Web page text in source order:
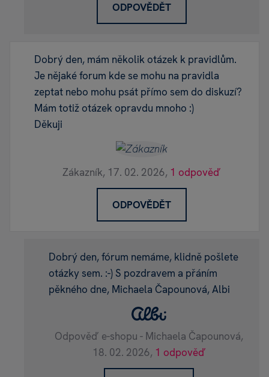
ODPOVĚDĚT
Dobrý den, mám několik otázek k pravidlům.
Je nějaké forum kde se mohu na pravidla
zeptat nebo mohu psát přímo sem do diskuzí?
Mám totiž otázek opravdu mnoho :)
Děkuji
Zákazník, 17. 02. 2026, 1 odpověď
ODPOVĚDĚT
Dobrý den, fórum nemáme, klidně pošlete
otázky sem. :-) S pozdravem a přáním
pěkného dne, Michaela Čapounová, Albi
Odpověď e-shopu - Michaela Čapounová,
18. 02. 2026, 1 odpověď